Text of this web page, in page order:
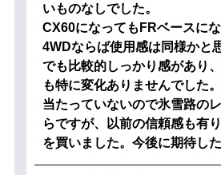
いものなしでした。
CX60になってもFRベースに
4WDならば使用感は同様かと
でも比較的しっかり感があり
も特に変化ありませんでした
当たっていないので氷雪路の
らですが、以前の信頼感も有
を買いました。今後に期待し